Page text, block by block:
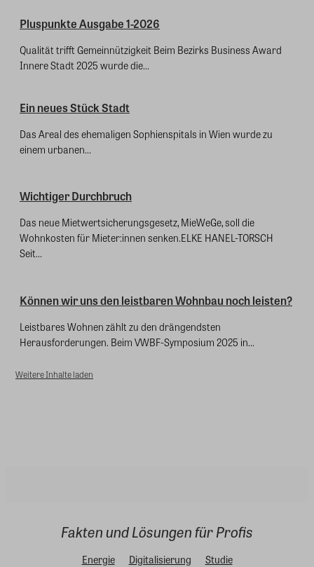
Pluspunkte Ausgabe 1-2026
Qualität trifft Gemeinnützigkeit Beim Bezirks Business Award
Innere Stadt 2025 wurde die...
Ein neues Stück Stadt
Das Areal des ehemaligen Sophienspitals in Wien wurde zu
einem urbanen...
Wichtiger Durchbruch
Das neue Mietwertsicherungsgesetz, MieWeGe, soll die
Wohnkosten für Mieter:innen senken.ELKE HANEL-TORSCH
Seit...
Können wir uns den leistbaren Wohnbau noch leisten?
Leistbares Wohnen zählt zu den drängendsten
Herausforderungen. Beim VWBF-Symposium 2025 in...
Weitere Inhalte laden
Fakten und Lösungen für Profis
Energie Digitalisierung
Studie